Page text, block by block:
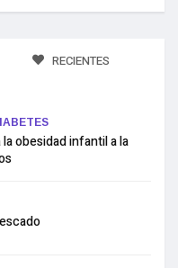
RECIENTES
obesidad infantil a la